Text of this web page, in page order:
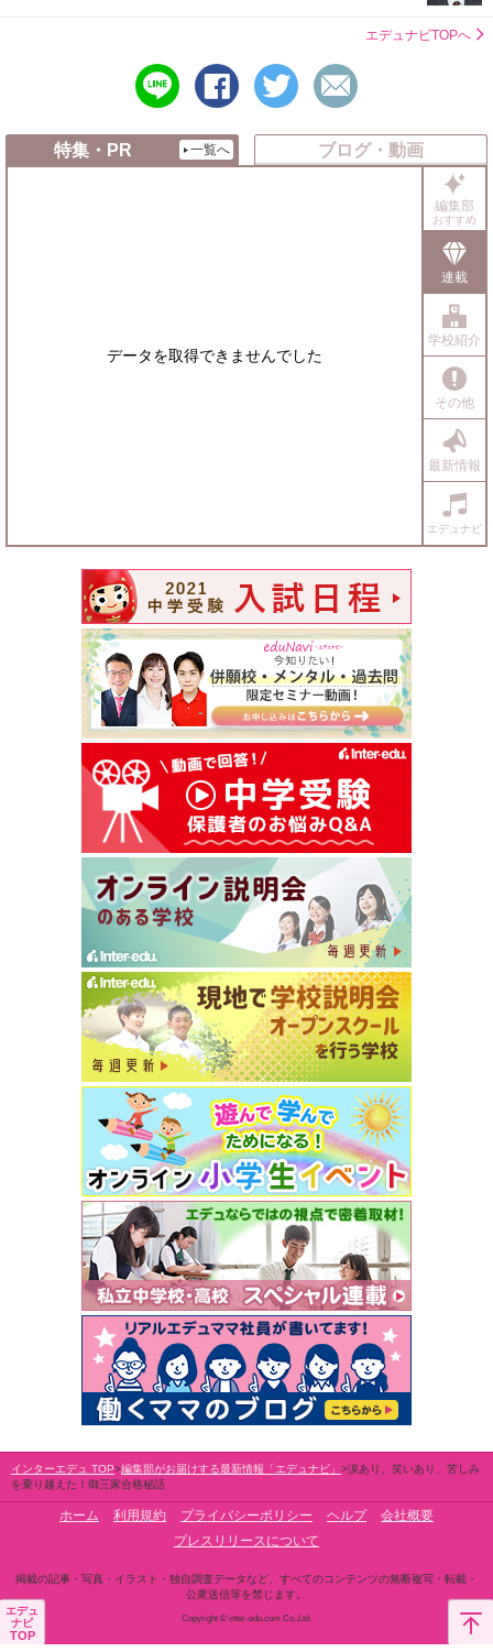
エデュナビTOPへ
line
で
る
シ
ェ
す
る
ツ
イ
す
メ
ー
で
送
特集・PR 一覧へ ブログ・動画
編集部
おすすめ
連載
学校紹介
その他
最新情報
エデュナビ
データを取得できませんでした
インターエデュ TOP 編集部がお届けする最新情報「エデュナビ」
涙あり、笑いあり、苦しみ
を乗り越えた！御三家合格秘話
ホーム 利用規約 プライバシーポリシー ヘルプ
会社概要
プレスリリースについて
掲載の記事・写真・イラスト・独自調査データなど、すべてのコンテンツの無断複写・転載・
公衆送信等を禁じます。
Copyright © inter-edu.com Co.,Ltd.
エデュ
ナビ
TOP